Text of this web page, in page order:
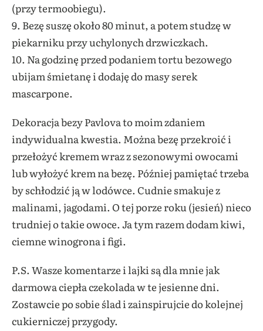
(przy termoobiegu).
9. Bezę suszę około 80 minut, a potem studzę w
piekarniku przy uchylonych drzwiczkach.
10. Na godzinę przed podaniem tortu bezowego
ubijam śmietanę i dodaję do masy serek
mascarpone.
Dekoracja bezy Pavlova to moim zdaniem
indywidualna kwestia. Można bezę przekroić i
przełożyć kremem wraz z sezonowymi owocami
lub wyłożyć krem na bezę. Później pamiętać trzeba
by schłodzić ją w lodówce. Cudnie smakuje z
malinami, jagodami. O tej porze roku (jesień) nieco
trudniej o takie owoce. Ja tym razem dodam kiwi,
ciemne winogrona i figi.
P.S. Wasze komentarze i lajki są dla mnie jak
darmowa ciepła czekolada w te jesienne dni.
Zostawcie po sobie ślad i zainspirujcie do kolejnej
cukierniczej przygody.